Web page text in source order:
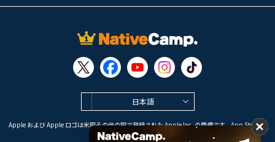
日本語
Apple および Apple ロゴは米国その他の国で登録された Apple Inc. の商標です。App Store は
Apple Inc. のサービスマークです。